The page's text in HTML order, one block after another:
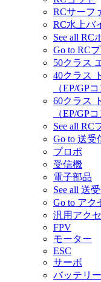
RCサーフ
RC水上バ
See all RC
Go to RC
50クラス
40クラス
（EP/GP
60クラス
（EP/GP
See all RC
Go to 送受
プロポ
受信機
電子部品
See all 送
Go to アク
汎用アク
FPV
モーター
ESC
サーボ
バッテリー